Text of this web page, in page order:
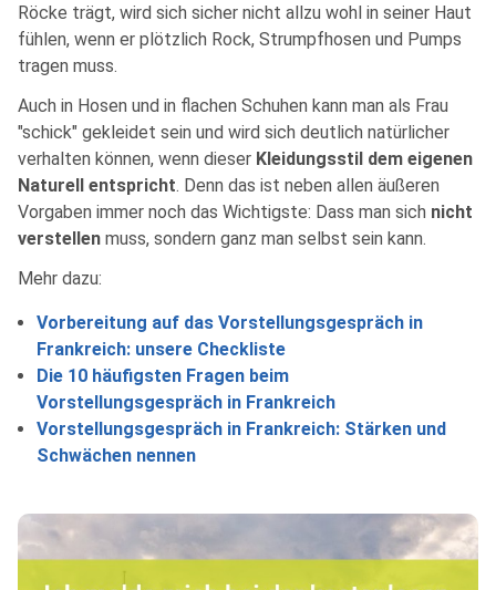
Röcke trägt, wird sich sicher nicht allzu wohl in seiner Haut
fühlen, wenn er plötzlich Rock, Strumpfhosen und Pumps
tragen muss.
Auch in Hosen und in flachen Schuhen kann man als Frau
"schick" gekleidet sein und wird sich deutlich natürlicher
verhalten können, wenn dieser Kleidungsstil dem eigenen
Naturell entspricht. Denn das ist neben allen äußeren
Vorgaben immer noch das Wichtigste: Dass man sich nicht
verstellen muss, sondern ganz man selbst sein kann.
Mehr dazu:
Vorbereitung auf das Vorstellungsgespräch in
Frankreich: unsere Checkliste
Die 10 häufigsten Fragen beim
Vorstellungsgespräch in Frankreich
Vorstellungsgespräch in Frankreich: Stärken und
Schwächen nennen